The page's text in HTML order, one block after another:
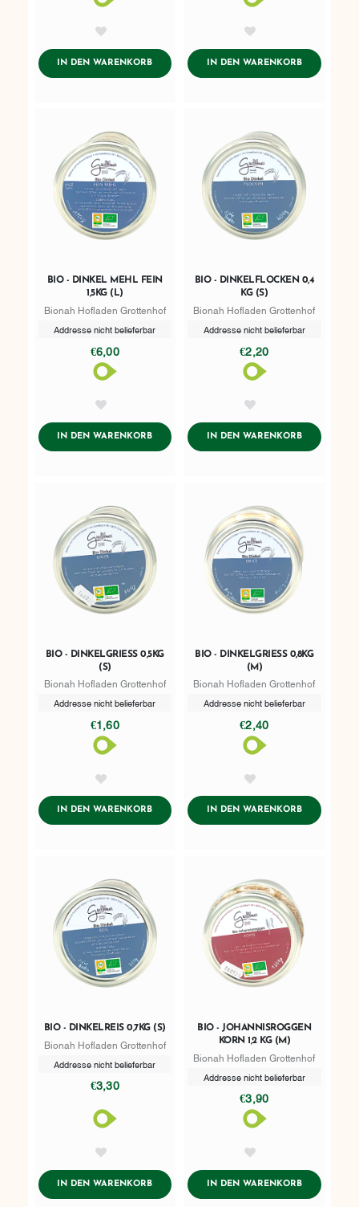
IN DEN WARENKORBADDTOCART IN DEN WARENKORBADDTOCART
BIO - DINKEL MEHL FEIN
1,5KG (L)
Bionah Hofladen Grottenhof
Addresse nicht belieferbar
€6,00
IN DEN WARENKORBADDTOCART
BIO - DINKELFLOCKEN 0,4
KG (S)
Bionah Hofladen Grottenhof
Addresse nicht belieferbar
€2,20
IN DEN WARENKORBADDTOCART
BIO - DINKELGRIESS 0,5KG
(S)
Bionah Hofladen Grottenhof
Addresse nicht belieferbar
€1,60
IN DEN WARENKORBADDTOCART
BIO - DINKELGRIESS 0,8KG
(M)
Bionah Hofladen Grottenhof
Addresse nicht belieferbar
€2,40
IN DEN WARENKORBADDTOCART
BIO - DINKELREIS 0,7KG (S)
Bionah Hofladen Grottenhof
Addresse nicht belieferbar
€3,30
IN DEN WARENKORBADDTOCART
BIO - JOHANNISROGGEN
KORN 1,2 KG (M)
Bionah Hofladen Grottenhof
Addresse nicht belieferbar
€3,90
IN DEN WARENKORBADDTOCART